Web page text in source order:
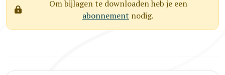
Om bijlagen te downloaden heb je een
abonnement nodig.